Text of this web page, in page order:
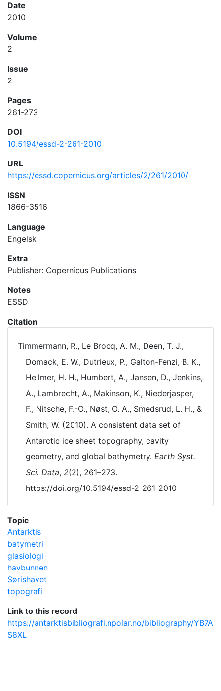
Date
2010
Volume
2
Issue
2
Pages
261-273
DOI
10.5194/essd-2-261-2010
URL
https://essd.copernicus.org/articles/2/261/2010/
ISSN
1866-3516
Language
Engelsk
Extra
Publisher: Copernicus Publications
Notes
ESSD
Citation
Timmermann, R., Le Brocq, A. M., Deen, T. J.,
Domack, E. W., Dutrieux, P., Galton-Fenzi, B. K.,
Hellmer, H. H., Humbert, A., Jansen, D., Jenkins,
A., Lambrecht, A., Makinson, K., Niederjasper,
F., Nitsche, F.-O., Nøst, O. A., Smedsrud, L. H., &
Smith, W. (2010). A consistent data set of
Antarctic ice sheet topography, cavity
geometry, and global bathymetry. Earth Syst.
Sci. Data, 2(2), 261–273.
https://doi.org/10.5194/essd-2-261-2010
Topic
Antarktis
batymetri
glasiologi
havbunnen
Sørishavet
topografi
Link to this record
https://antarktisbibliografi.npolar.no/bibliography/YB7A
S8XL